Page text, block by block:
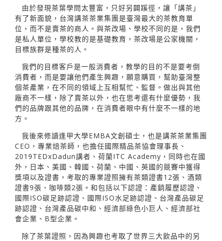
由於發現茶葉學問太豐富，只好另闢蹊徑，讓「講茶」
有了新面貌，台灣講茶茶業集團是臺灣最大的茶教育單
位，而不是賣茶的商人。與茶改場、學校不同的是，我們
是私人單位，學校教的是基礎教育，茶改場是公家機關，
目標族群是種茶的人。
我們的目標客戶是一般消費者，教學的目的不是要考倒
消費者，而是要讓他們產生興趣，願意購買，幫助臺灣整
個茶產業，在不同的領域上互相幫忙、監督。做出與其他
廠商不一樣，除了賣茶以外，也在思考還有什麼優勢，我
們的品牌跟其他的品牌，在消費者眼中有什麼不一樣的地
方。
我後來修讀逢甲大學EMBA文創碩士，也是講茶茶業集團
CEO，專業焙茶師，也擔任國際精品茶協會理事長、
2019TEDxDadun講者、荷蘭ITC Academy，同時也在國
外，日本、美國、韓國、荷蘭、中國、英國的競賽中獲得
獎項以及證書，考取的專業證照擁有茶類證書12張、酒類
證書9張、咖啡類2張。和包括以下認證：產銷履歷認證、
國際ISO碳足跡認證、國際ISO水足跡認證、台灣產品碳足
跡認證、台灣產品碳中和、經濟部綠色小巨人、經濟部社
會企業、B型企業。
除了茶葉證照，因為興趣也考取了世界三大飲品中的另